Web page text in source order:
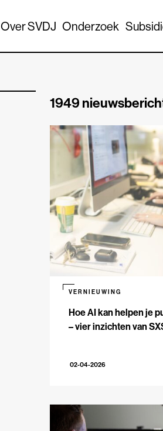
Over SVDJ Onderzoek
1949
Hoe AI kan helpen je
– vier inzichten van
VERNIEUWING
02-04-2026